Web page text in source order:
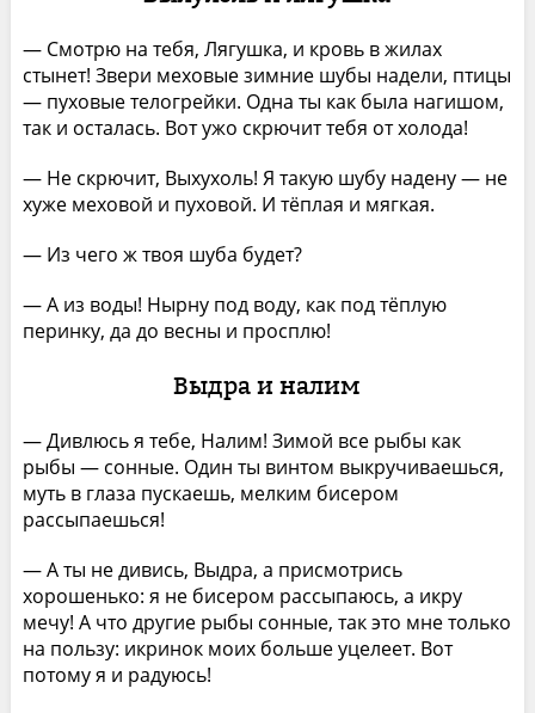
— Смотрю на тебя, Лягушка, и кровь в жилах
стынет! Звери меховые зимние шубы надели, птицы
— пуховые телогрейки. Одна ты как была нагишом,
так и осталась. Вот ужо скрючит тебя от холода!
— Не скрючит, Выхухоль! Я такую шубу надену — не
хуже меховой и пуховой. И тёплая и мягкая.
— Из чего ж твоя шуба будет?
— А из воды! Нырну под воду, как под тёплую
перинку, да до весны и просплю!
Выдра и налим
— Дивлюсь я тебе, Налим! Зимой все рыбы как
рыбы — сонные. Один ты винтом выкручиваешься,
муть в глаза пускаешь, мелким бисером
рассыпаешься!
— А ты не дивись, Выдра, а присмотрись
хорошенько: я не бисером рассыпаюсь, а икру
мечу! А что другие рыбы сонные, так это мне только
на пользу: икринок моих больше уцелеет. Вот
потому я и радуюсь!